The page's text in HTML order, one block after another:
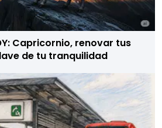
Capricornio, renovar tus
de tu tranquilidad